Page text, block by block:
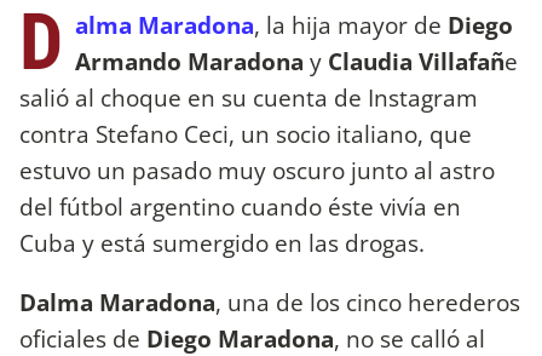
D alma Maradona, la hija mayor de Diego
Armando Maradona y Claudia Villafañe
salió al choque en su cuenta de Instagram
contra Stefano Ceci, un socio italiano, que
estuvo un pasado muy oscuro junto al astro
del fútbol argentino cuando éste vivía en
Cuba y está sumergido en las drogas.
Dalma Maradona, una de los cinco herederos
oficiales de Diego Maradona, no se calló al